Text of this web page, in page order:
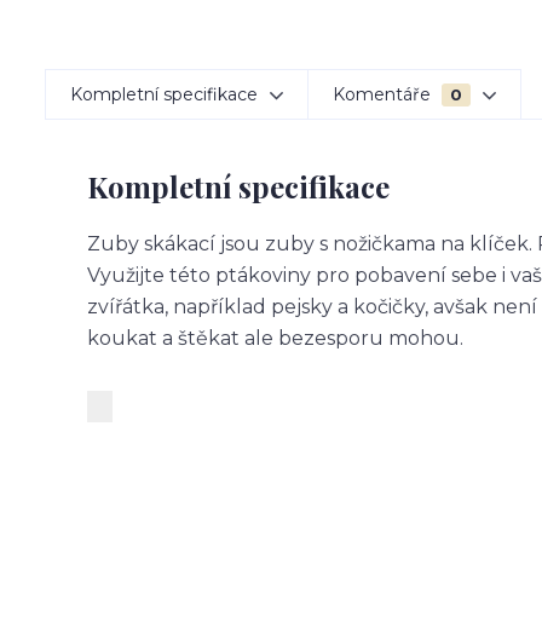
Kompletní specifikace Komentáře 0
Kompletní specifikace
Zuby skákací jsou zuby s nožičkama na
Využijte této ptákoviny pro pobavení sebe i
zvířátka, například pejsky a kočičky, avšak
koukat a štěkat ale bezesporu mohou.